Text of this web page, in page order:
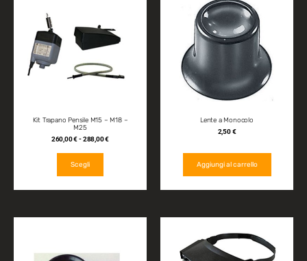
Kit Trapano Pensile M15 – M18 –
M25
260,00€-288,00€
Scegli
Lente a Monocolo
2,50€
Aggiungi al carrello